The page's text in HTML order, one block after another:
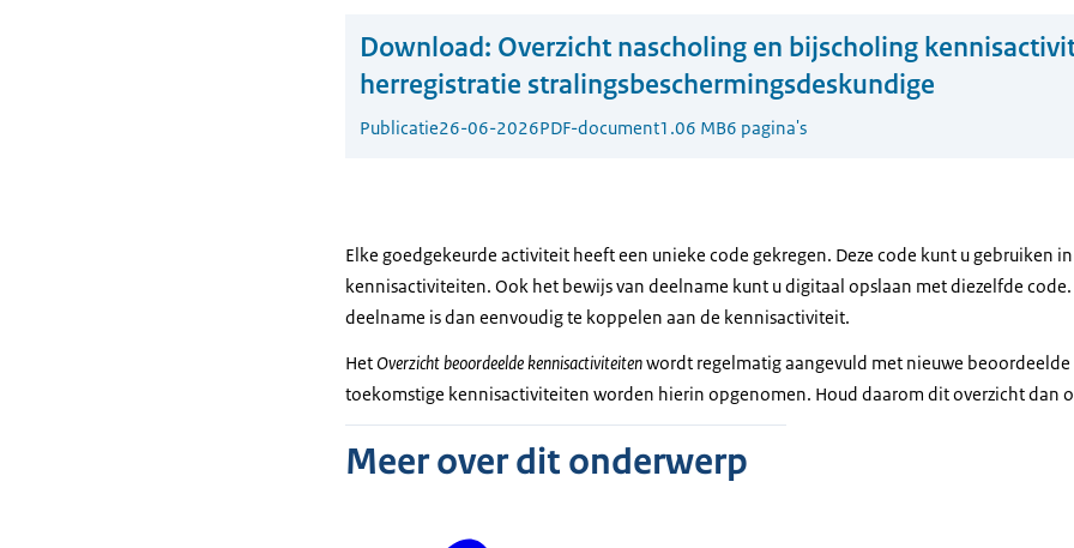
Download: Overzicht nascholing en bijscholing
herregistratie stralingsbeschermingsdeskundige
Publicatie26-06-2026PDF-document1.06 MB6 pagina's
Elke goedgekeurde activiteit heeft een unieke code gekregen. Deze code kunt u gebruiken
kennisactiviteiten. Ook het bewijs van deelname kunt u digitaal opslaan met diezelfde code.
deelname is dan eenvoudig te koppelen aan de kennisactiviteit.
Het Overzicht beoordeelde kennisactiviteitenwordt regelmatig aangevuld met nieuwe
toekomstige kennisactiviteiten worden hierin opgenomen. Houd daarom dit overzicht dan
Meer over dit onderwerp